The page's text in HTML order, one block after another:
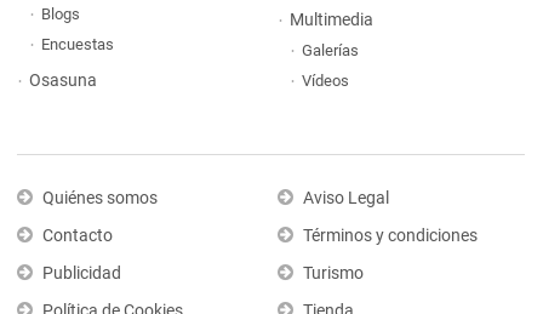
Blogs
Encuestas
Osasuna
Multimedia
Galerías
Vídeos
Quiénes somos
Contacto
Publicidad
Aviso Legal
Términos y condiciones
Turismo